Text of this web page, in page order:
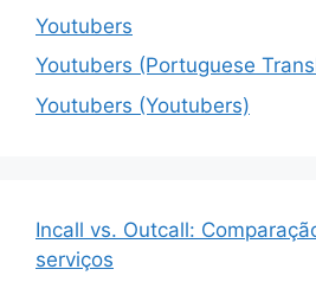
Youtubers
Youtubers (Portuguese
Youtubers (Youtubers)
Incall vs. Outcall:
serviços